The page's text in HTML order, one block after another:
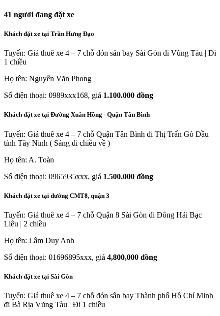
41 người đang đặt xe
Khách đặt xe tại Trần Hưng Đạo
Tuyến: Giá thuê xe 4 – 7 chỗ đón sân bay Sài Gòn đi Vũng Tàu | Đi
1 chiều
Họ tên: Nguyễn Văn Phong
Số điện thoại: 0989xxx168, giá 1.100.000 đồng
Khách đặt xe tại Đường Xuân Hồng - Quận Tân Bình
Tuyến: Giá thuê xe 4 – 7 chỗ Quận Tân Bình đi Thị Trấn Gò Dầu
tỉnh Tây Ninh ( Sáng đi chiều về )
Họ tên: A. Toàn
Số điện thoại: 0965935xxx, giá 1.500.000 đồng
Khách đặt xe tại đường CMT8, quận 3
Tuyến: Giá thuê xe 4 – 7 chỗ Quận 8 Sài Gòn đi Đông Hải Bạc
Liêu | 2 chiều
Họ tên: Lâm Duy Anh
Số điện thoại: 01696895xxx, giá 4,800,000 đồng
Khách đặt xe tại Sài Gòn
Tuyến: Giá thuê xe 4 – 7 chỗ đón sân bay Thành phố Hồ Chí Minh
đi Bà Rịa Vũng Tàu | Đi 1 chiều